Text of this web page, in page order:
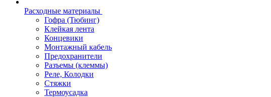
Расходные материалы
Гофра (Тюбинг)
Клейкая лента
Концевики
Монтажный кабель
Предохранители
Разъемы (клеммы)
Реле, Колодки
Стяжки
Термоусадка